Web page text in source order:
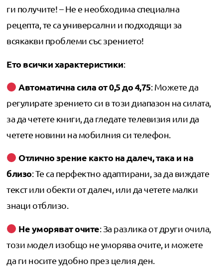
ги получите! – Не е необходима специална
рецепта, те са универсални и подходящи за
всякакви проблеми със зрението!
Ето всички характеристики:
Автоматична сила от 0,5 до 4,75: Можете да
регулирате зрението си в този диапазон на силата,
за да четете книги, да гледате телевизия или да
четете новини на мобилния си телефон.
Отлично зрение както на далеч, така и на
близо: Те са перфектно адаптирани, за да виждате
текст или обекти от далеч, или да четете малки
знаци отблизо.
Не уморяват очите: За разлика от други очила,
този модел изобщо не уморява очите, и можете
да ги носите удобно през целия ден.